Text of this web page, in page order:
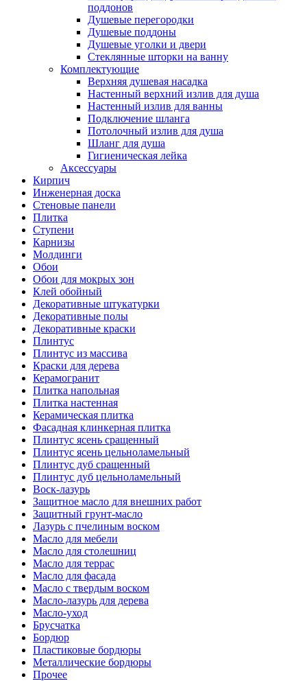
поддонов
Душевые перегородки
Душевые поддоны
Душевые уголки и двери
Стеклянные шторки на ванну
Комплектующие
Верхняя душевая насадка
Настенный верхний излив для душа
Настенный излив для ванны
Подключение шланга
Потолочный излив для душа
Шланг для душа
Гигиеническая лейка
Аксессуары
Кирпич
Инженерная доска
Стеновые панели
Плитка
Ступени
Карнизы
Молдинги
Обои
Обои для мокрых зон
Клей обойный
Декоративные штукатурки
Декоративные полы
Декоративные краски
Плинтус
Плинтус из массива
Краски для дерева
Керамогранит
Плитка напольная
Плитка настенная
Керамическая плитка
Фасадная клинкерная плитка
Плинтус ясень сращенный
Плинтус ясень цельноламельный
Плинтус дуб сращенный
Плинтус дуб цельноламельный
Воск-лазурь
Защитное масло для внешних работ
Защитный грунт-масло
Лазурь с пчелиным воском
Масло для мебели
Масло для столешниц
Масло для террас
Масло для фасада
Масло с твердым воском
Масло-лазурь для дерева
Масло-уход
Брусчатка
Бордюр
Пластиковые бордюры
Металлические бордюры
Прочее